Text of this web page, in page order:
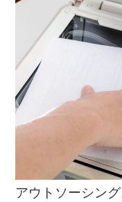
アウトソーシング